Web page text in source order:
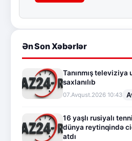
Ən Son Xəbərlər
Tanınmış televiziya
saxlanılıb
07.Avqust.2026 10:43
16 yaşlı rusiyalı
dünya reytinqində
atdı